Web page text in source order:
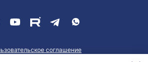
соглашение